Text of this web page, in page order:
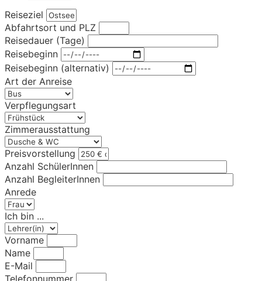
Reiseziel
Abfahrtsort und PLZ
Reisedauer (Tage)
Reisebeginn
Reisebeginn (alternativ)
Art der Anreise
Verpflegungsart
Zimmerausstattung
Preisvorstellung
Anzahl SchülerInnen
Anzahl BegleiterInnen
Anrede
Ich bin ...
Vorname
Name
E-Mail
Telefonnummer